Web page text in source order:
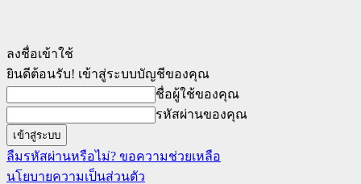
ลงชื่อเข้าใช้
ยินดีต้อนรับ! เข้าสู่ระบบบัญชีของคุณ
ชื่อผู้ใช้ของคุณ
รหัสผ่านของคุณ
ลืมรหัสผ่านหรือไม่? ขอความช่วยเหลือ
นโยบายความเป็นส่วนตัว